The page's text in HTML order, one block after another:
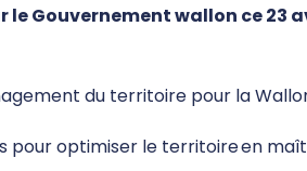
Gouvernement wallon ce 23
du territoire pour la
pour optimiser le territoire en